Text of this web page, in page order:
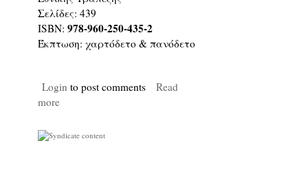
Σελίδες: 439
ISBN: 978-960-250-435-2
Έκπτωση: χαρτόδετο & πανόδετο
Login to post comments
Read
more